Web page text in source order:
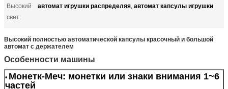
Высокий
свет:
автомат игрушки распределяя, автомат капсулы игрушки
Высокий полностью автоматической капсулы красочный и большой
автомат с держателем
Особенности машины
• Монетк-Меч: монетки или знаки внимания 1~6
частей